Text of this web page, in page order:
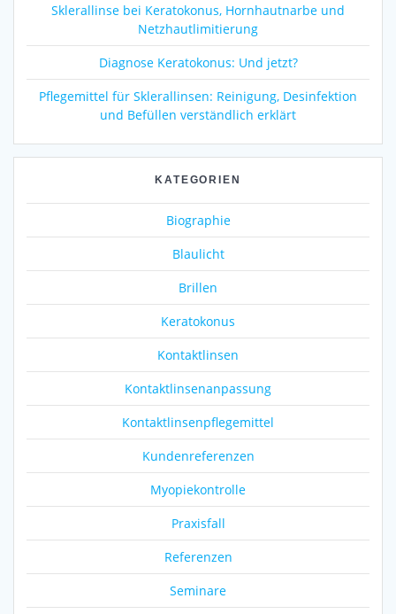
Sklerallinse bei Keratokonus, Hornhautnarbe und
Netzhautlimitierung
Diagnose Keratokonus: Und jetzt?
Pflegemittel für Sklerallinsen: Reinigung, Desinfektion
und Befüllen verständlich erklärt
KATEGORIEN
Biographie
Blaulicht
Brillen
Keratokonus
Kontaktlinsen
Kontaktlinsenanpassung
Kontaktlinsenpflegemittel
Kundenreferenzen
Myopiekontrolle
Praxisfall
Referenzen
Seminare